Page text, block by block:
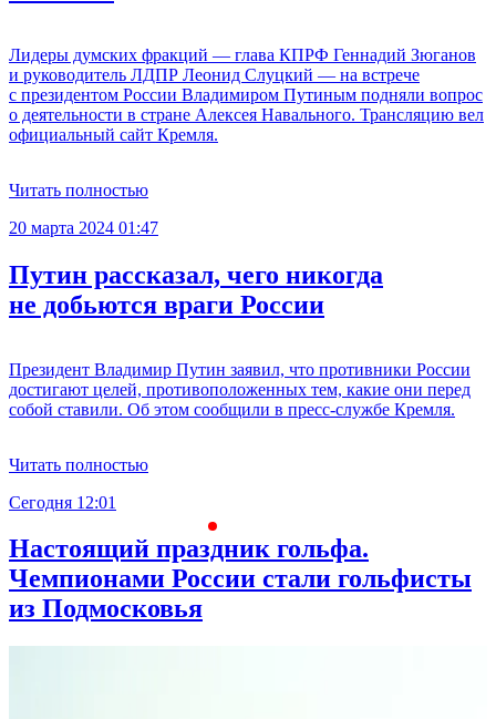
Лидеры думских фракций — глава КПРФ Геннадий Зюганов
и руководитель ЛДПР Леонид Слуцкий — на встрече
с президентом России Владимиром Путиным подняли вопрос
о деятельности в стране Алексея Навального. Трансляцию вел
официальный сайт Кремля.
Читать полностью
20 марта 2024 01:47
Путин рассказал, чего никогда
не добьются враги России
Президент Владимир Путин заявил, что противники России
достигают целей, противоположенных тем, какие они перед
собой ставили. Об этом сообщили в пресс-службе Кремля.
Читать полностью
Сегодня 12:01
Настоящий праздник гольфа.
Чемпионами России стали гольфисты
из Подмосковья